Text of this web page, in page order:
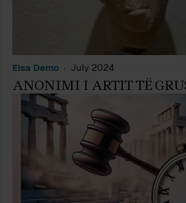
Elsa Demo July 2024
ANONIMI I ARTIT TË